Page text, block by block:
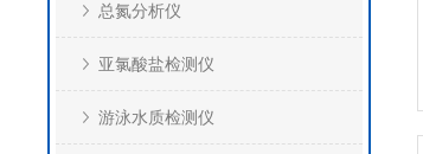
总氮分析仪
亚氯酸盐检测仪
游泳水质检测仪